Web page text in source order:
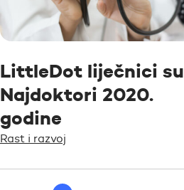
LittleDot liječnici su
Najdoktori 2020.
godine
Rast i razvoj